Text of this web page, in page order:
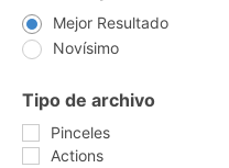
Mejor Resultado
Novísimo
Tipo de archivo
Pinceles
Actions